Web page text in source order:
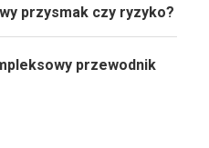
przysmak czy ryzyko?
przewodnik